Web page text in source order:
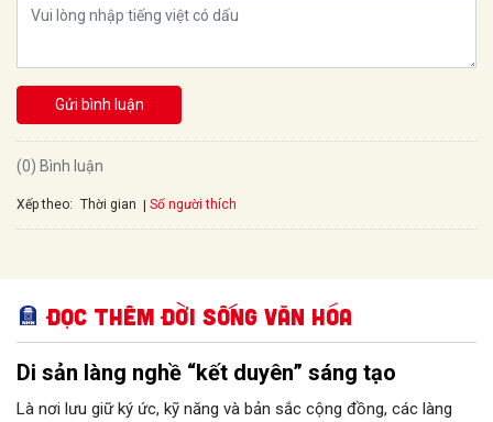
Gửi bình luận
(0) Bình luận
Xếp theo: Thời gian Số người thích
Đọc thêm Đời sống văn hóa
Di sản làng nghề “kết duyên” sáng tạo
Là nơi lưu giữ ký ức, kỹ năng và bản sắc cộng đồng, các làng